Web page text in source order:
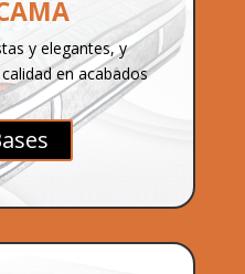
y elegantes, y
en acabados